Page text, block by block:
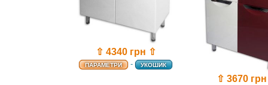
⇧ 4340 грн ⇧
ПАРАМЕТРИ - УКОШИК
⇧ 3670